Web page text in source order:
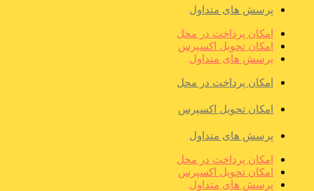
پرسش های متداول
امکان پرداخت در محل
امکان تحویل اکسپرس
پرسش های متداول
امکان پرداخت در محل
امکان تحویل اکسپرس
پرسش های متداول
امکان پرداخت در محل
امکان تحویل اکسپرس
پرسش های متداول